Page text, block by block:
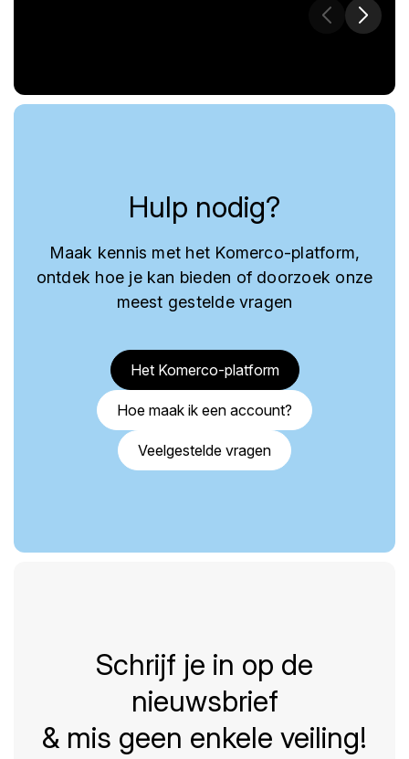
Hulp nodig?
Maak kennis met het Komerco-platform,
ontdek hoe je kan bieden of doorzoek onze
meest gestelde vragen
Het Komerco-platform
Hoe maak ik een account?
Veelgestelde vragen
Schrijf je in op de
nieuwsbrief
& mis geen enkele veiling!